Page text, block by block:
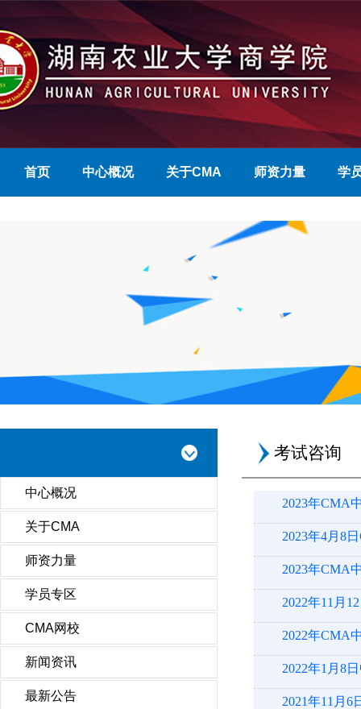
首页 中心概况 关于CMA 师资力量 学
中心概况
关于CMA
师资力量
学员专区
CMA网校
新闻资讯
最新公告
考试咨询
2023年CMA
2023年4月8
2023年CMA
2022年11月
2022年CMA
2022年1月8
2021年11月